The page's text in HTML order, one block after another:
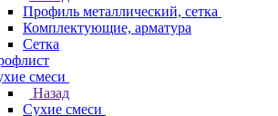
Профиль металлический, сетка
Комплектующие, арматура
Сетка
смеси
Назад
Сухие смеси